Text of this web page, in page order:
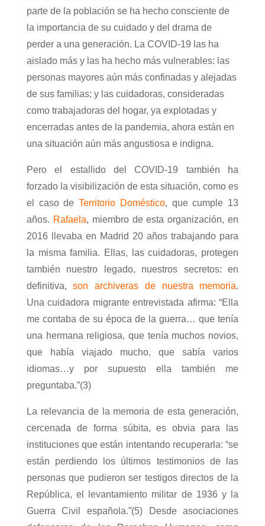
parte de la población se ha hecho consciente de
la importancia de su cuidado y del drama de
perder a una generación. La COVID-19 las ha
aislado más y las ha hecho más vulnerables: las
personas mayores aún más confinadas y alejadas
de sus familias; y las cuidadoras, consideradas
como trabajadoras del hogar, ya explotadas y
encerradas antes de la pandemia, ahora están en
una situación aún más angustiosa e indigna.
Pero el estallido del COVID-19 también ha
forzado la visibilización de esta situación, como es
el caso deTerritorio Doméstico, que cumple 13
años. Rafaela, miembro de esta organización, en
2016 llevaba en Madrid 20 años trabajando para
la misma familia. Ellas, las cuidadoras, protegen
también nuestro legado, nuestros secretos: en
definitiva,son archiveras de nuestra memoria.
Una cuidadora migrante entrevistada afirma: “Ella
me contaba de su época de la guerra… que tenía
una hermana religiosa, que tenía muchos novios,
que había viajado mucho, que sabía varios
idiomas…y por supuesto ella también me
preguntaba.”(3)
La relevancia de la memoria de esta generación,
cercenada de forma súbita, es obvia para las
instituciones que están intentando recuperarla: “se
están perdiendo los últimos testimonios de las
personas que pudieron ser testigos directos de la
República, el levantamiento militar de 1936 y la
Guerra Civil española.”(5) Desde asociaciones